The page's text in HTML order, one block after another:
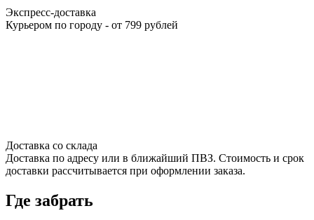
Экспресс-доставка
Курьером по городу - от 799 рублей
Доставка со склада
Доставка по адресу или в ближайший ПВЗ. Стоимость и срок
доставки рассчитывается при оформлении заказа.
Где забрать